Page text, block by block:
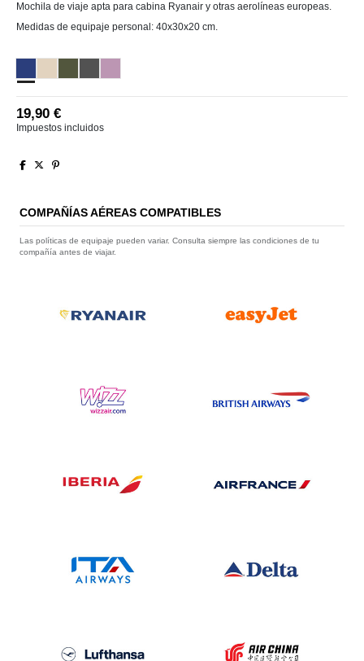
Mochila de viaje apta para cabina Ryanair y otras aerolíneas europeas.
Medidas de equipaje personal: 40x30x20 cm.
19,90 €
Impuestos incluidos
COMPAÑÍAS AÉREAS COMPATIBLES
Las políticas de equipaje pueden variar. Consulta siempre las condiciones de tu
compañía antes de viajar.